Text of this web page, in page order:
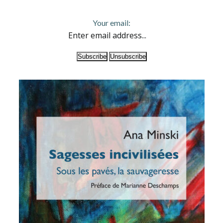
Your email: